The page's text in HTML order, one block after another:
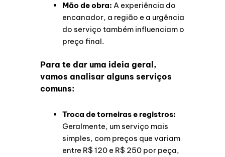
Mão de obra: A experiência do
encanador, a região e a urgência
do serviço também influenciam o
preço final.
Para te dar uma ideia geral,
vamos analisar alguns serviços
comuns:
Troca de torneiras e registros:
Geralmente, um serviço mais
simples, com preços que variam
entre R$ 120 e R$ 250 por peça,